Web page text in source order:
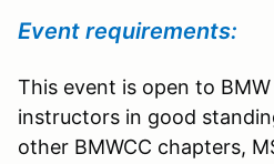
Event requirements:
This event is open to
instructors in good
other BMWCC chapters,